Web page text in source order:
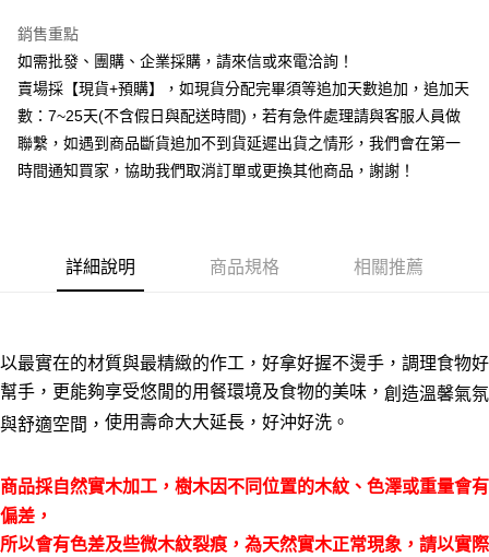
聯邦商業銀行
元大商業銀行
永豐商業銀行
台新國際商業銀行
中國信託商業銀行
台灣樂天信用卡公司
匯豐（台灣）商業銀行
聯邦商業銀行
遠東國際商業銀行
元大商業銀行
永豐商業銀行
玉山商業銀行
星展（台灣）商業銀行
台新國際商業銀行
台灣樂天信用卡公司
國泰世華商業銀行
臺灣中小企業銀行
匯豐（台灣）商業銀行
華泰商業銀行
聯邦商業銀行
遠東國際商業銀行
元大商業銀行
永豐商業銀行
玉山商業銀行
星展（台灣）商業銀行
台新國際商業銀行
中國信託商業銀行
街口支付
悠遊付
全盈+PAY
AFTEE先享後付
１．簡單：不需註冊會員、不需綁卡、不需儲值。
２．便利：只要手機號碼，簡訊認證，即可結帳。
【「AFTEE先享後付」結帳流程】
１．於結帳方式選擇「AFTEE先享後付」後，將跳轉至「AFTEE先享後付」
結帳頁面，進行簡訊認證並確認金額後，即可完成結帳。
２．訂單成立數日內，您將收到繳費通知簡訊。
３．收到繳費通知簡訊後14天內，點擊此簡訊中的連結，可透過四大超商／
購買商品的店家。未經商家同意取消之訂單仍視為有效，需透過AFTEE先享
後付繳納相關費用。
是否繳費成功／繳費後需取消欲退款等相關疑問，請聯繫「AFTEE先享後付
貨到付款
全家取貨付款三天後到
每筆NT$60，滿NT$490(含以上)免運費
全家離島取貨付款
7-11取貨付款三天
每筆NT$60，滿NT$490(含以上)免運費
銷售重點
如需批發、團購、企業採購，請來信或來電洽詢！
賣場採【現貨+預購】，如現貨分配完畢須等追加天數追加，追加天
數：7~25天(不含假日與配送時間)，若有急件處理請與客服人員做
聯繫，如遇到商品斷貨追加不到貨延遲出貨之情形，我們會在第一
時間通知買家，協助我們取消訂單或更換其他商品，謝謝！
詳細說明 商品規格 相關推薦
以最實在的材質與最精緻的作工， 好拿好握不燙手，調理食物好
幫手，更能夠享受悠閒的用餐環境及食物的美味， 創造溫馨氣氛
與舒適空間， 使用壽命大大延長，好沖好洗。
商品採自然實木加工，樹木因不同位置的木紋、色澤或重量會有
偏差，
所以會有色差及些微木紋裂痕，為天然實木正常現象，請以實際